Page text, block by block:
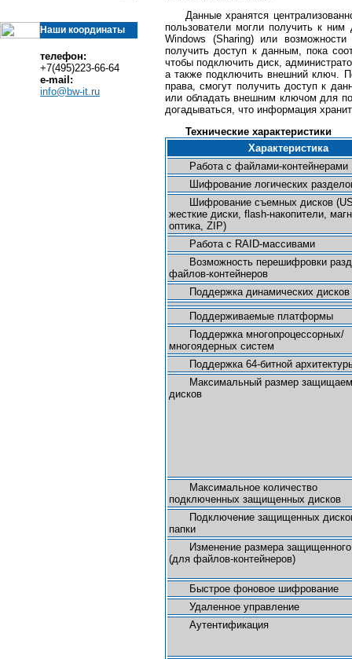
Наши координаты
телефон:
+7(495)223-66-64
e-mail:
info@bw-it.ru
Данные хранятся
пользователи могли получить к ним
Windows (Sharing) или
получить доступ к данным, пока
чтобы подключить диск,
а также подключить внешний ключ.
права, смогут получить доступ к
или обладать внешним ключом для
догадываться, что информация
Технические характеристики
Характеристика
Работа с файлами-контейнерами
Шифрование логических
Шифрование съемных дисков
жесткие диски, flash-накопители,
оптика, ZIP)
Работа с RAID-массивами
Возможность перешифровки
файлов-контейнеров
Поддержка динамических дисков
Поддерживаемые платформы
Поддержка многопроцессорных/
многоядерных систем
Поддержка 64-битной
Максимальный размер
дисков
Максимальное количество
подключенных защищенных дисков
Подключение защищенных
папки
Изменение размера
(для файлов-контейнеров)
Быстрое фоновое шифрование
Удаленное управление
Аутентификация